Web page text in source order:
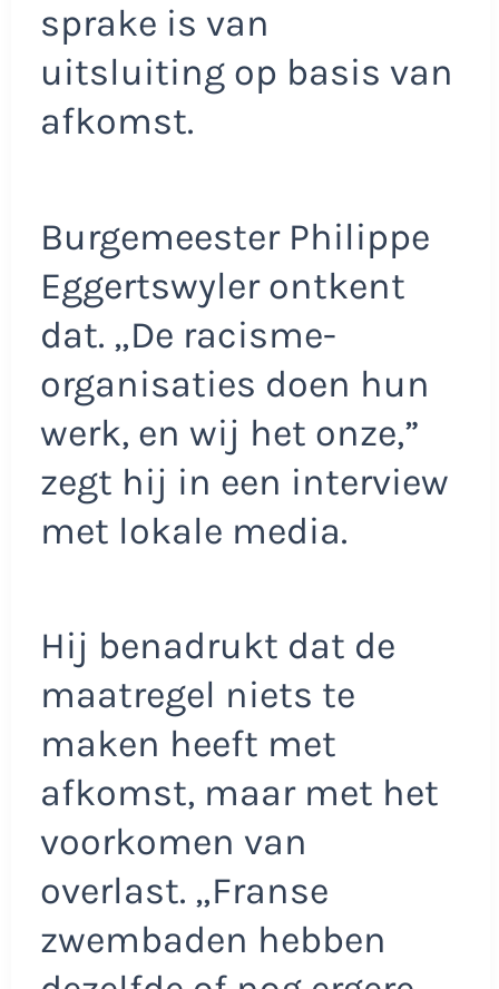
sprake is van
uitsluiting op basis van
afkomst.
Burgemeester Philippe
Eggertswyler ontkent
dat. „De racisme-
organisaties doen hun
werk, en wij het onze,”
zegt hij in een interview
met lokale media.
Hij benadrukt dat de
maatregel niets te
maken heeft met
afkomst, maar met het
voorkomen van
overlast. „Franse
zwembaden hebben